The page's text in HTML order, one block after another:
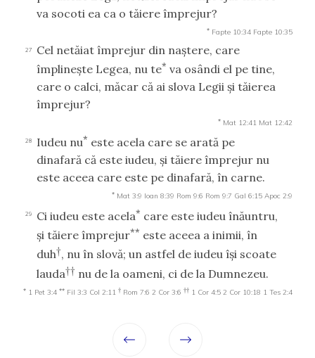
va socoti ea ca o tăiere împrejur?
* Fapte 10:34 Fapte 10:35
27
Cel netăiat împrejur din naştere, care
împlineşte Legea, nu te* va osândi el pe tine,
care o calci, măcar că ai slova Legii şi tăierea
împrejur?
* Mat 12:41 Mat 12:42
28 Iudeu nu* este acela care se arată pe
dinafară că este iudeu, şi tăiere împrejur nu
este aceea care este pe dinafară, în carne.
* Mat 3:9 Ioan 8:39 Rom 9:6 Rom 9:7 Gal 6:15 Apoc 2:9
29 Ci iudeu este acela* care este iudeu înăuntru,
şi tăiere împrejur** este aceea a inimii, în
duh†, nu în slovă; un astfel de iudeu îşi scoate
lauda†† nu de la oameni, ci de la Dumnezeu.
* 1 Pet 3:4 ** Fil 3:3 Col 2:11 † Rom 7:6 2 Cor 3:6 †† 1 Cor 4:5 2 Cor 10:18 1 Tes 2:4